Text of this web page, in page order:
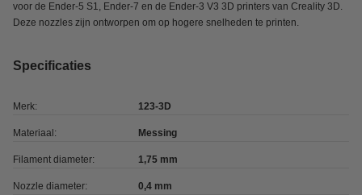
voor de Ender-5 S1, Ender-7 en de Ender-3 V3 3D printers van Creality 3D.
Deze nozzles zijn ontworpen om op hogere snelheden te printen.
Specificaties
Merk: 123-3D
Materiaal: Messing
Filament diameter: 1,75 mm
Nozzle diameter: 0,4 mm